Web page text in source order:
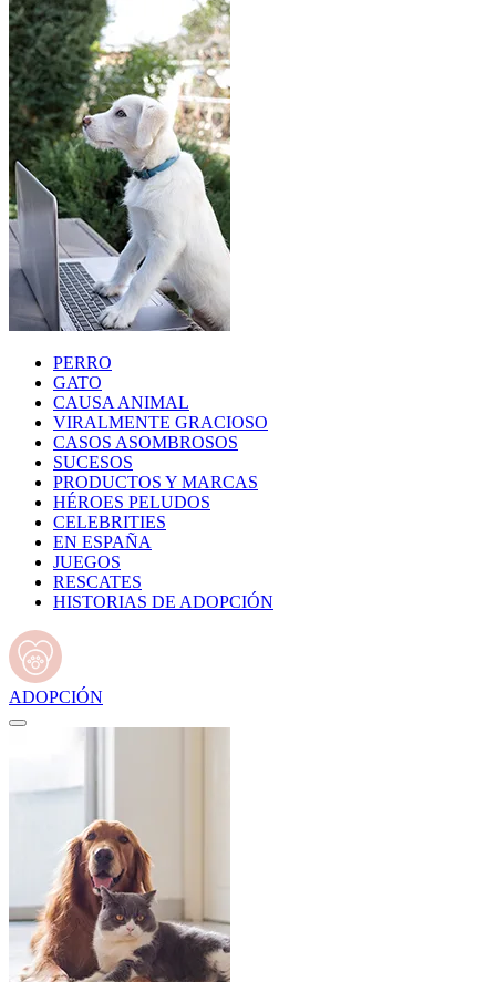
PERRO
GATO
CAUSA ANIMAL
VIRALMENTE GRACIOSO
CASOS ASOMBROSOS
SUCESOS
PRODUCTOS Y MARCAS
HÉROES PELUDOS
CELEBRITIES
EN ESPAÑA
JUEGOS
RESCATES
HISTORIAS DE ADOPCIÓN
ADOPCIÓN